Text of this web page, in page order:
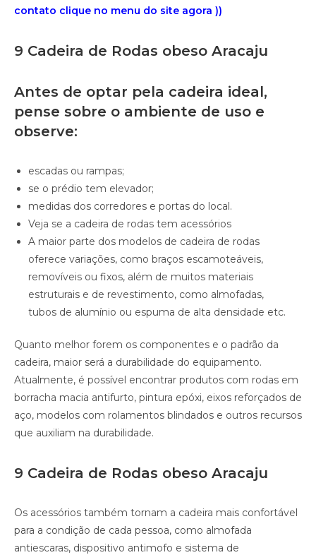
contato clique no menu do site agora ))
9 Cadeira de Rodas obeso Aracaju
Antes de optar pela cadeira ideal,
pense sobre o ambiente de uso e
observe:
escadas ou rampas;
se o prédio tem elevador;
medidas dos corredores e portas do local.
Veja se a cadeira de rodas tem acessórios
A maior parte dos modelos de cadeira de rodas
oferece variações, como braços escamoteáveis,
removíveis ou fixos, além de muitos materiais
estruturais e de revestimento, como almofadas,
tubos de alumínio ou espuma de alta densidade etc.
Quanto melhor forem os componentes e o padrão da
cadeira, maior será a durabilidade do equipamento.
Atualmente, é possível encontrar produtos com rodas em
borracha macia antifurto, pintura epóxi, eixos reforçados de
aço, modelos com rolamentos blindados e outros recursos
que auxiliam na durabilidade.
9 Cadeira de Rodas obeso Aracaju
Os acessórios também tornam a cadeira mais confortável
para a condição de cada pessoa, como almofada
antiescaras, dispositivo antimofo e sistema de